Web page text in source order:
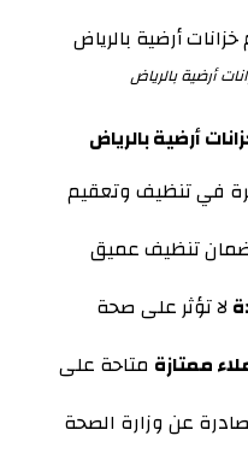
أرضية بالرياض
أرضية بالرياض
في تنظيف وتعقيم
تنظيف عميق
لا تؤثر على صحة
ممتازة متاحة على
عن وزارة الصحة